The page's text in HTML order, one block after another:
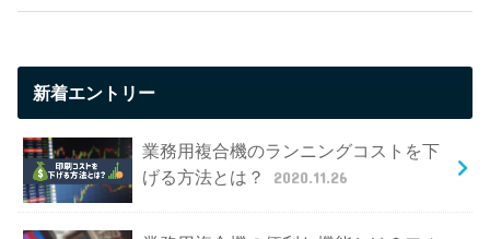
新着エントリー
業務用複合機のランニングコストを下
げる方法とは？
2020.11.26